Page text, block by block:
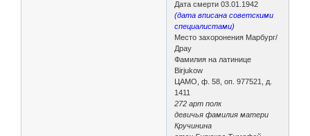
Дата смерти 03.01.1942
(дата вписана советскими
специалистами)
Место захоронения Марбург/
Драу
Фамилия на латинице
Birjukow
ЦАМО, ф. 58, оп. 977521, д.
1411
272 арт полк
девичья фамилия матери
Кручинина